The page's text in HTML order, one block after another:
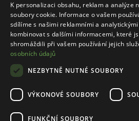
Rady
Pravidla e-shopu
K personalizaci obsahu, reklam a analýze
soubory cookie. Informace o vašem
sdílíme s našimi reklamními a
kombinovat s dalšími informacemi, které
shromáždili při vašem používání jejich
osobních údajů
NEZBYTNĚ NUTNÉ SOUBORY
VÝKONOVÉ SOUBORY
FUNKČNÍ SOUBORY